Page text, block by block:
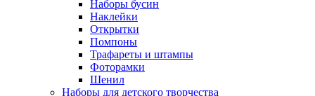
Наборы бусин
Наклейки
Открытки
Помпоны
Трафареты и штампы
Фоторамки
Шенил
Наборы для детского творчества